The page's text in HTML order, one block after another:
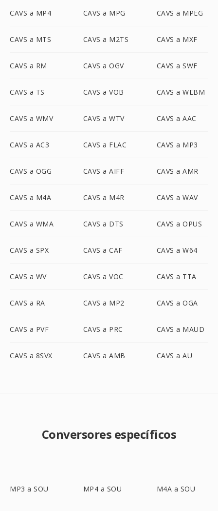
CAVS a MP4 CAVS a MPG CAVS a MPEG
CAVS a MTS CAVS a M2TS CAVS a MXF
CAVS a RM CAVS a OGV CAVS a SWF
CAVS a TS CAVS a VOB CAVS a WEBM
CAVS a WMV CAVS a WTV CAVS a AAC
CAVS a AC3 CAVS a FLAC CAVS a MP3
CAVS a OGG CAVS a AIFF CAVS a AMR
CAVS a M4A CAVS a M4R CAVS a WAV
CAVS a WMA CAVS a DTS CAVS a OPUS
CAVS a SPX CAVS a CAF CAVS a W64
CAVS a WV CAVS a VOC CAVS a TTA
CAVS a RA CAVS a MP2 CAVS a OGA
CAVS a PVF CAVS a PRC CAVS a MAUD
CAVS a 8SVX CAVS a AMB CAVS a AU
Conversores específicos
MP3 a SOU MP4 a SOU M4A a SOU